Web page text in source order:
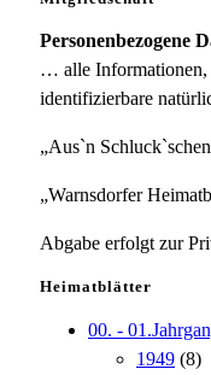
Personenbezogene
… alle Informationen,
identifizierbare
„Aus`n
„Warnsdorfer
Abgabe erfolgt zur
Heimatblätter
00. -
1949 (8)